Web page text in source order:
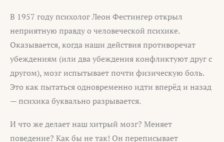
В 1957 году психолог Леон Фестингер открыл
неприятную правду о человеческой психике.
Оказывается, когда наши действия противоречат
убеждениям (или два убеждения конфликтуют друг с
другом), мозг испытывает почти физическую боль.
Это как пытаться одновременно идти вперёд и назад
— психика буквально разрывается.
И что же делает наш хитрый мозг? Меняет
поведение? Как бы не так! Он переписывает